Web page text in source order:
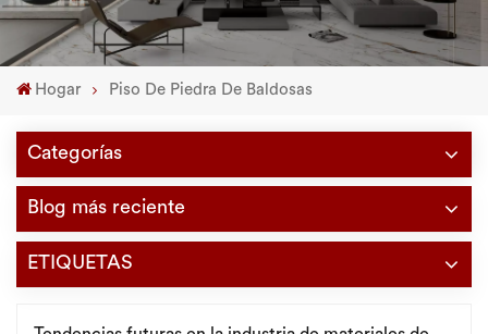
Hogar Piso De Piedra De Baldosas
Categorías
Blog más reciente
ETIQUETAS